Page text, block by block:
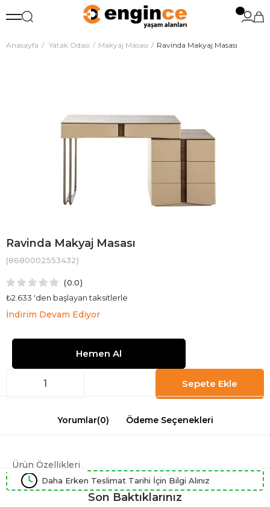
Anasayfa Yatak Odası Makyaj Masası Ravinda Makyaj Masası
Ravinda Makyaj Masası
(8680002553432)
0.0
₺2.633 'den başlayan taksitlerle
İndirim Devam Ediyor
Yorumlar(0) Ödeme Seçenekleri
Ürün Özellikleri
Daha Erken Teslimat Tarihi İçin Bilgi Alınız
Son Baktıklarınız